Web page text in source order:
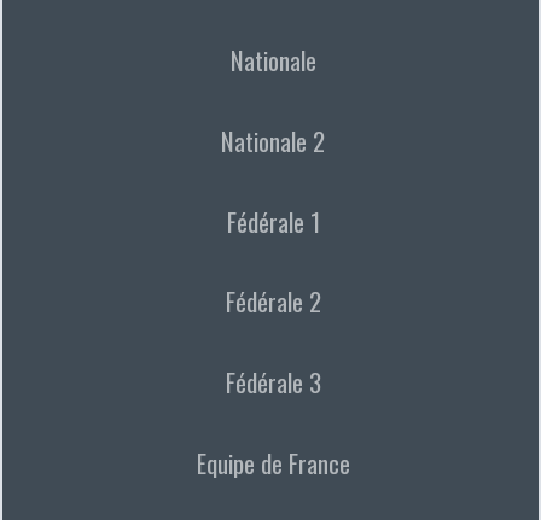
Nationale
Nationale 2
Fédérale 1
Fédérale 2
Fédérale 3
Equipe de France